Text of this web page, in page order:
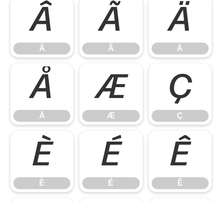
Â
Â
Ã
Ã
Ä
Ä
Å
Å
Æ
Æ
Ç
Ç
È
È
É
É
Ê
Ê